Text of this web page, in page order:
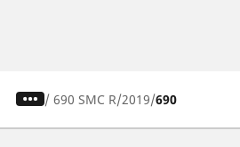
/ 690 SMC R 2019 690